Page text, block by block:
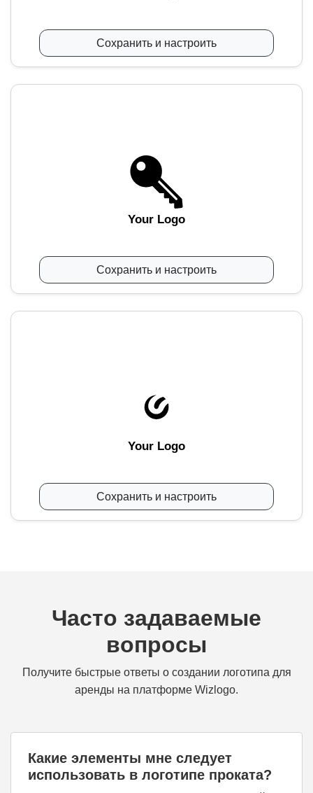
Сохранить и настроить
Your Logo
Сохранить и настроить
Your Logo
Сохранить и настроить
Часто задаваемые
вопросы
Получите быстрые ответы о создании логотипа для
аренды на платформе Wizlogo.
Какие элементы мне следует
использовать в логотипе проката?